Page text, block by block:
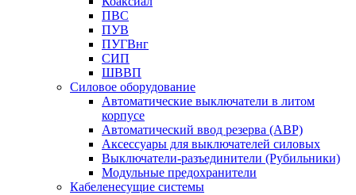
ПВС
ПУВ
ПУГВнг
СИП
ШВВП
Силовое оборудование
Автоматические выключатели в литом
корпусе
Автоматический ввод резерва (АВР)
Аксессуары для выключателей силовых
Выключатели-разъединители (Рубильники)
Модульные предохранители
Кабеленесущие системы